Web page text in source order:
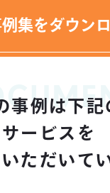
集をダウン
事例は下記
サービスを
ただいて